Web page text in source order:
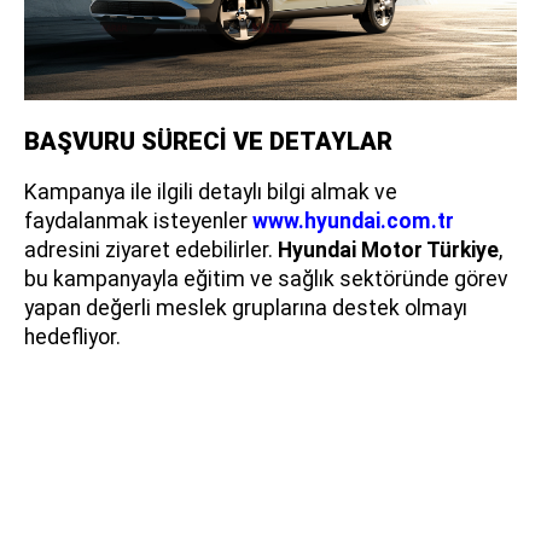
BAŞVURU SÜRECİ VE DETAYLAR
Kampanya ile ilgili detaylı bilgi almak ve
faydalanmak isteyenler www.hyundai.com.tr
adresini ziyaret edebilirler. Hyundai Motor Türkiye,
bu kampanyayla eğitim ve sağlık sektöründe görev
yapan değerli meslek gruplarına destek olmayı
hedefliyor.